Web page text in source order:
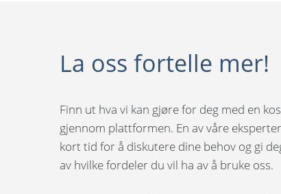
La oss fortelle mer!
Finn ut hva vi kan gjøre for deg med en
gjennom plattformen. En av våre
kort tid for å diskutere dine behov og gi
av hvilke fordeler du vil ha av å bruke oss.